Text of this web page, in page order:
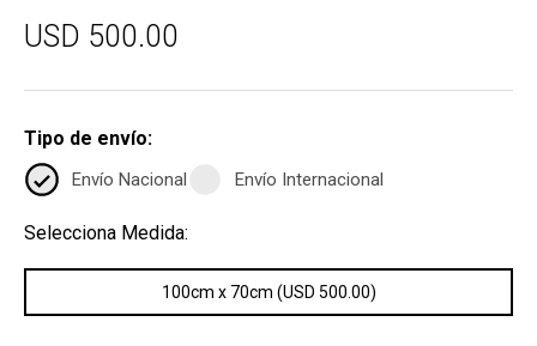
USD 500.00
Tipo de envío:
Envío Nacional Envío Internacional
Selecciona Medida:
100cm x 70cm (USD 500.00)